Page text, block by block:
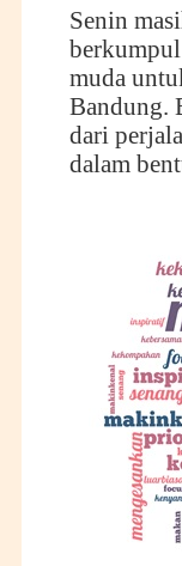
Senin
muda
Bandung.
dari
dalam